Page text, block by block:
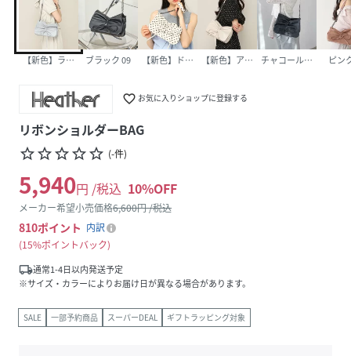
【新色】ライトブルー 80
ブラック 09 【新色】ドット柄 05【新色】アイボリー 08チャコールグレー 18
ピン
favorite_border お気に入りショップに登録する
リボンショルダーBAG
star_borderstar_borderstar_borderstar_borderstar_border (-件)
5,940円 /税込 10%OFF
メーカー希望小売価格6,600円 /税込
810ポイント 内訳
15%ポイントバック
local_shipping通常1-4日以内発送予定
※サイズ・カラーによりお届け日が異なる場合があります。
SALE 一部予約商品 スーパーDEAL ギフトラッピング対象